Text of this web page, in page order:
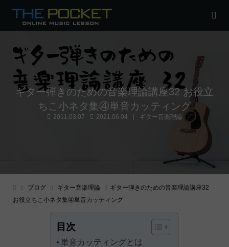
ギター弾きのための音楽理論講座32 お役立
ちこ小ネタ集④単音カッティング
2011.03.07 2021.06.04 ギター音楽理論
ブログ ギター音楽理論
ギター弾きのための音楽理論講座32
お役立ちこ小ネタ集④単音カッティング
目次
単音カッティングとは